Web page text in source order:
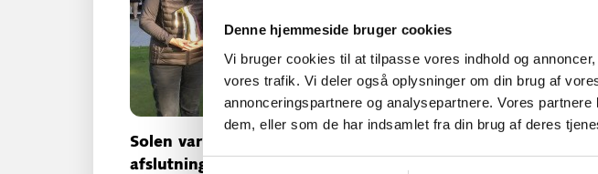
Denne hjemmeside bruger cookies
Vi bruger cookies til at tilpasse vores indhold og
vores trafik. Vi deler også oplysninger om din brug af
annonceringspartnere og analysepartnere. Vores
dem, eller som de har indsamlet fra din brug af deres
Solen var fremme, og regnen blev væk, da Tirsdagsklubben
afslutningsmatch efter en travl sæson med 30 matcher. De